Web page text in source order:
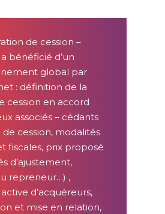
de cession –
bénéficié d’un
global par
: définition de la
cession en accord
associés – cédants
cession, modalités
fiscales, prix proposé
d’ajustement,
repreneur…) ,
d’acquéreurs,
et mise en relation,